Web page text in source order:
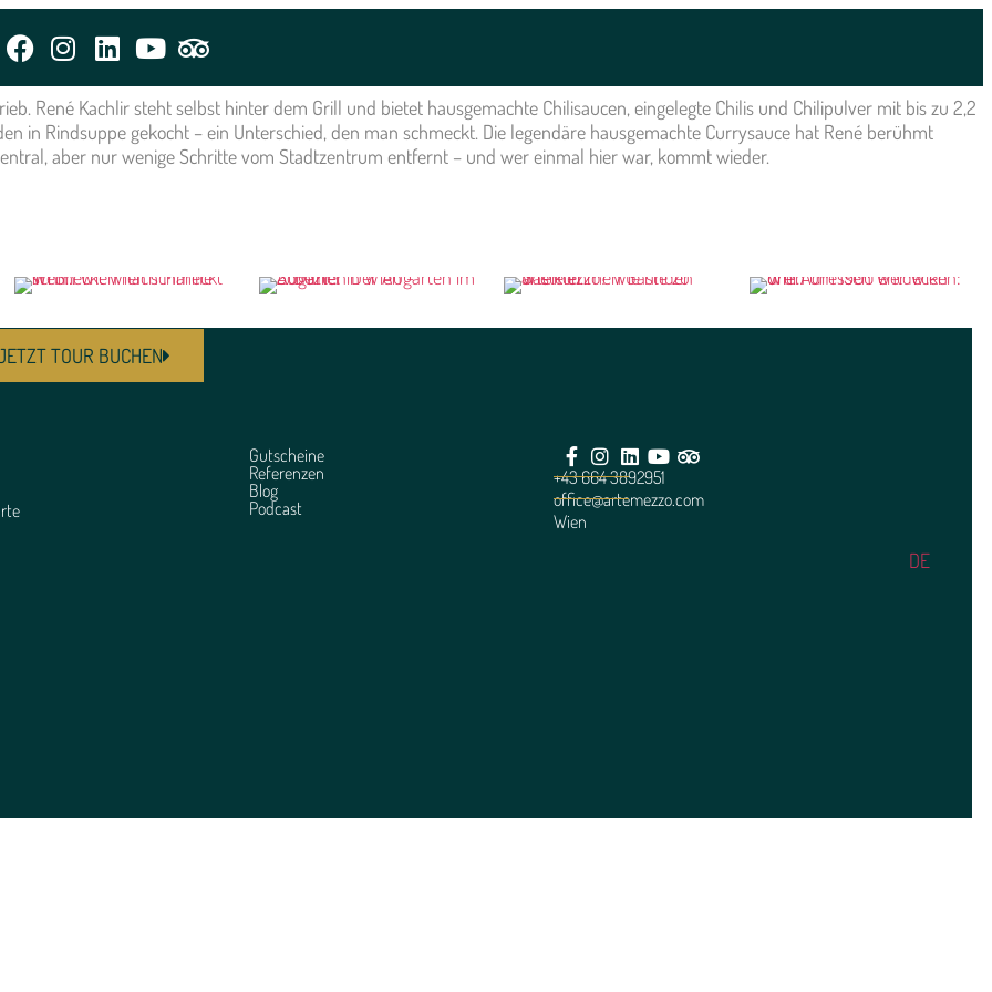
René Kachlir steht selbst hinter dem Grill und bietet hausgemachte Chilisaucen, eingelegte Chilis und Chilipulver mit bis zu 2,2
in Rindsuppe gekocht – ein Unterschied, den man schmeckt. Die legendäre hausgemachte Currysauce hat René berühmt
aber nur wenige Schritte vom Stadtzentrum entfernt – und wer einmal hier war, kommt wieder.
TOUR BUCHEN
Gutscheine
Referenzen
Blog
Podcast
+43 664 3892951
office@artemezzo.com
Wien
DE